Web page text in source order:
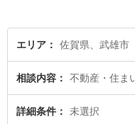
エリア 佐賀県、武雄市
相談内容 不動産・住ま
詳細条件 未選択